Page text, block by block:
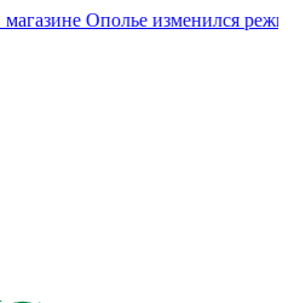
Ополье изменился режим